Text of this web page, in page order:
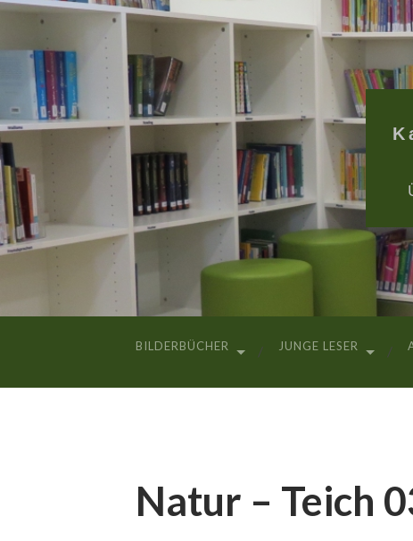
BILDERBÜCHER JUNGE LESER
Natur – Teich